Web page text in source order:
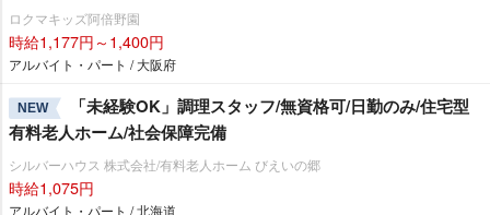
ロクマキッズ阿倍野園
時給1,177円～1,400円
アルバイト・パート / 大阪府
NEW
「未経験OK」調理スタッフ/無資格可/日勤のみ/住宅型
有料老人ホーム/社会保障完備
シルバーハウス 株式会社/有料老人ホーム びえいの郷
時給1,075円
アルバイト・パート / 北海道